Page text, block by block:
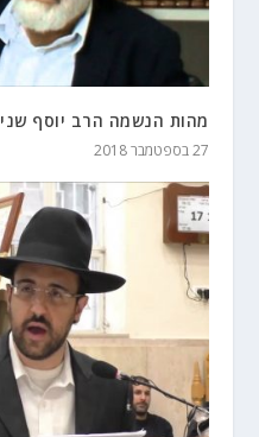
מהות הנשמה הרב יוסף שני
27 בספטמבר 2018